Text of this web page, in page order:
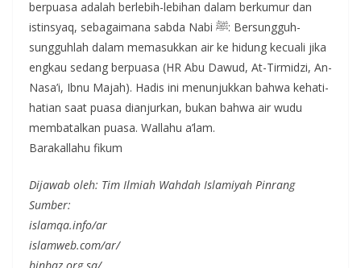
berpuasa adalah berlebih-lebihan dalam berkumur dan
istinsyaq, sebagaimana sabda Nabi ﷺ: Bersungguh-
sungguhlah dalam memasukkan air ke hidung kecuali jika
engkau sedang berpuasa (HR Abu Dawud, At-Tirmidzi, An-
Nasa’i, Ibnu Majah). Hadis ini menunjukkan bahwa kehati-
hatian saat puasa dianjurkan, bukan bahwa air wudu
membatalkan puasa. Wallahu a’lam.
Barakallahu fikum
Dijawab oleh: Tim Ilmiah Wahdah Islamiyah Pinrang
Sumber:
islamqa.info/ar
islamweb.com/ar/